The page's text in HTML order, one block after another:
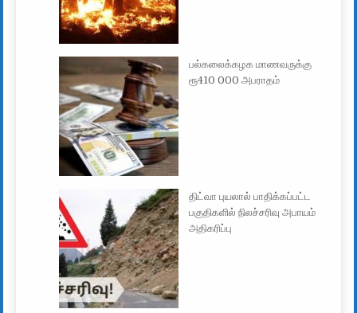
பல்கலைக்கழக மாணவருக்கு
ரூ410 000 அபராதம்
திட்வா புயலால் பாதிக்கப்பட்ட
பகுதிகளில் நிலச்சரிவு அபாயம்
அதிகரிப்பு